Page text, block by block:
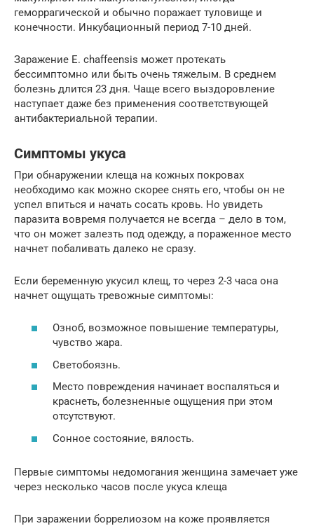
геморрагической и обычно поражает туловище и
конечности. Инкубационный период 7-10 дней.
Заражение E. chaffeensis может протекать
бессимптомно или быть очень тяжелым. В среднем
болезнь длится 23 дня. Чаще всего выздоровление
наступает даже без применения соответствующей
антибактериальной терапии.
Симптомы укуса
При обнаружении клеща на кожных покровах
необходимо как можно скорее снять его, чтобы он не
успел впиться и начать сосать кровь. Но увидеть
паразита вовремя получается не всегда – дело в том,
что он может залезть под одежду, а пораженное место
начнет побаливать далеко не сразу.
Если беременную укусил клещ, то через 2-3 часа она
начнет ощущать тревожные симптомы:
Озноб, возможное повышение температуры,
чувство жара.
Светобоязнь.
Место повреждения начинает воспаляться и
краснеть, болезненные ощущения при этом
отсутствуют.
Сонное состояние, вялость.
Первые симптомы недомогания женщина замечает уже
через несколько часов после укуса клеща
При заражении боррелиозом на коже проявляется